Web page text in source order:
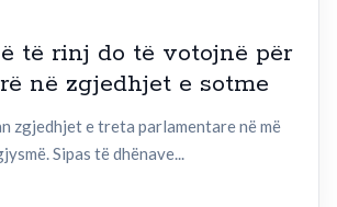
të rinj do të votojnë për
në zgjedhjet e sotme
zgjedhjet e treta parlamentare në më
Sipas të dhënave...